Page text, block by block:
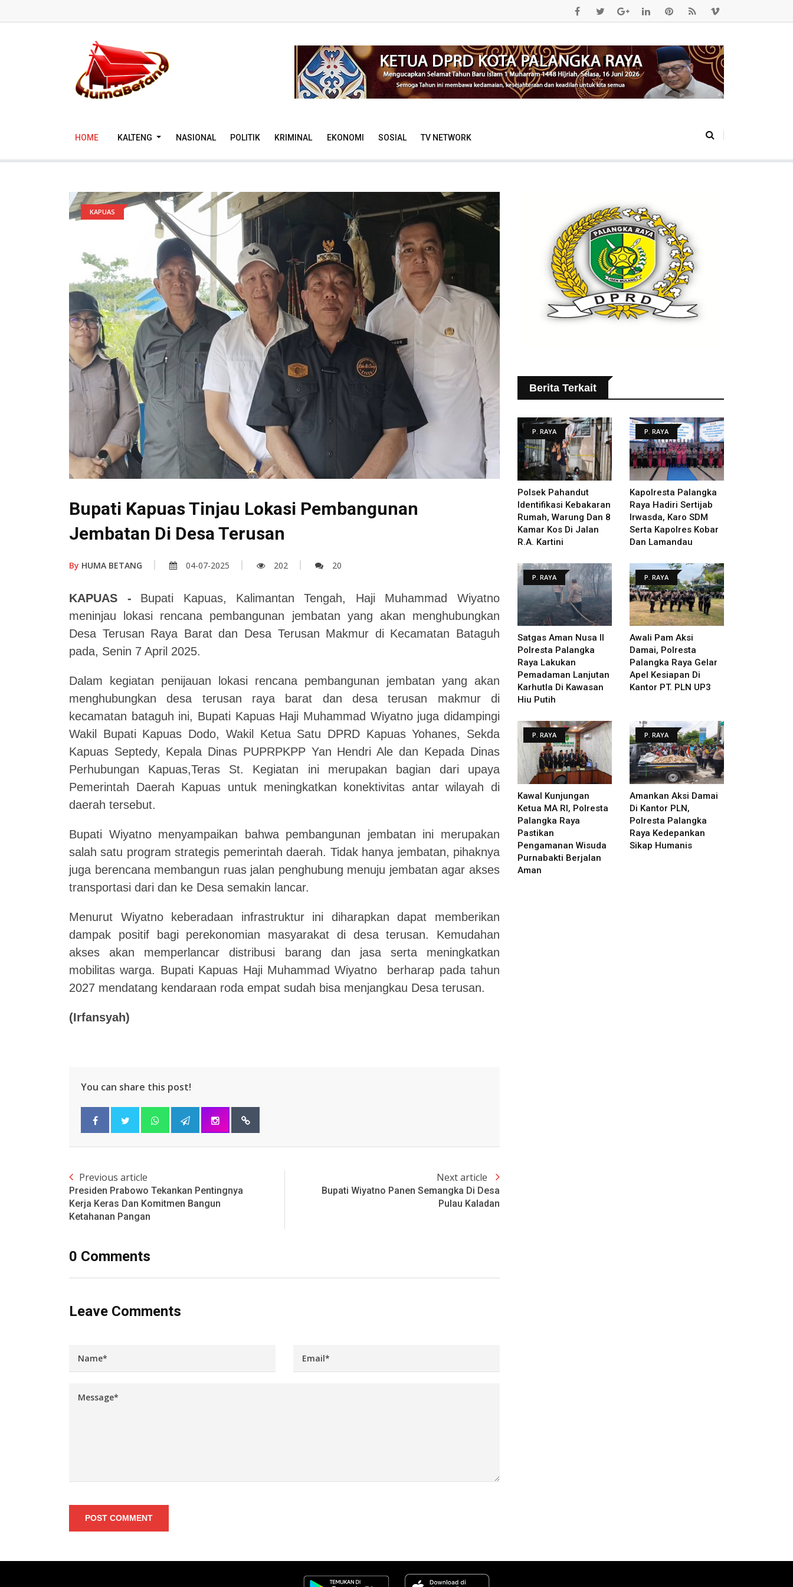
HOME KALTENG NASIONAL POLITIK KRIMINAL EKONOMI SOSIAL TV NETWORK
KAPUAS
Bupati Kapuas Tinjau Lokasi Pembangunan
Jembatan Di Desa Terusan
By HUMA BETANG 04-07-2025 202 20
KAPUAS - Bupati Kapuas,
Kalimantan Tengah, Haji Muhammad Wiyatno
meninjau lokasi rencana pembangunan jembatan yang akan menghubungkan
Desa Terusan Raya Barat dan Desa Terusan Makmur di Kecamatan Bataguh
pada, Senin 7 April 2025.
Dalam kegiatan penijauan lokasi rencana pembangunan jembatan yang akan
menghubungkan desa terusan raya barat dan desa terusan makmur di
kecamatan bataguh ini, Bupati Kapuas Haji Muhammad Wiyatno juga didampingi
Wakil Bupati Kapuas Dodo, Wakil Ketua Satu DPRD Kapuas Yohanes, Sekda
Kapuas Septedy, Kepala Dinas PUPRPKPP Yan Hendri Aledan Kepada Dinas
Perhubungan Kapuas,Teras St. Kegiatan ini merupakan bagian dari upaya
Pemerintah Daerah Kapuas untuk meningkatkan konektivitas antar wilayah di
daerah tersebut.
Bupati Wiyatno menyampaikan bahwa pembangunan jembatan ini merupakan
salah satu program strategis pemerintah daerah. Tidak hanya jembatan, pihaknya
juga berencana membangun ruas jalan penghubung menuju jembatan agar akses
transportasi dari dan ke Desa semakin lancar.
Menurut Wiyatno keberadaan infrastruktur ini diharapkan dapat memberikan
dampak positif bagi perekonomian masyarakat di desa terusan. Kemudahan
akses akan memperlancar distribusi barang dan jasa serta meningkatkan
mobilitas warga. Bupati Kapuas Haji Muhammad Wiyatno berharap pada tahun
2027 mendatang kendaraan roda empat sudah bisa menjangkau Desa terusan.
(Irfansyah)
You can share this post!
Previous article
Presiden Prabowo Tekankan Pentingnya
Kerja Keras Dan Komitmen Bangun
Ketahanan Pangan
Next article
Bupati Wiyatno Panen Semangka Di Desa
Pulau Kaladan
0 Comments
Leave Comments
POST COMMENT
Berita Terkait
P. RAYA
Polsek Pahandut
Identifikasi Kebakaran
Rumah, Warung Dan 8
Kamar Kos Di Jalan
R.A. Kartini
P. RAYA
Kapolresta Palangka
Raya Hadiri Sertijab
Irwasda, Karo SDM
Serta Kapolres Kobar
Dan Lamandau
P. RAYA
Satgas Aman Nusa II
Polresta Palangka
Raya Lakukan
Pemadaman Lanjutan
Karhutla Di Kawasan
Hiu Putih
P. RAYA
Awali Pam Aksi
Damai, Polresta
Palangka Raya Gelar
Apel Kesiapan Di
Kantor PT. PLN UP3
P. RAYA
Kawal Kunjungan
Ketua MA RI, Polresta
Palangka Raya
Pastikan
Pengamanan Wisuda
Purnabakti Berjalan
Aman
P. RAYA
Amankan Aksi Damai
Di Kantor PLN,
Polresta Palangka
Raya Kedepankan
Sikap Humanis